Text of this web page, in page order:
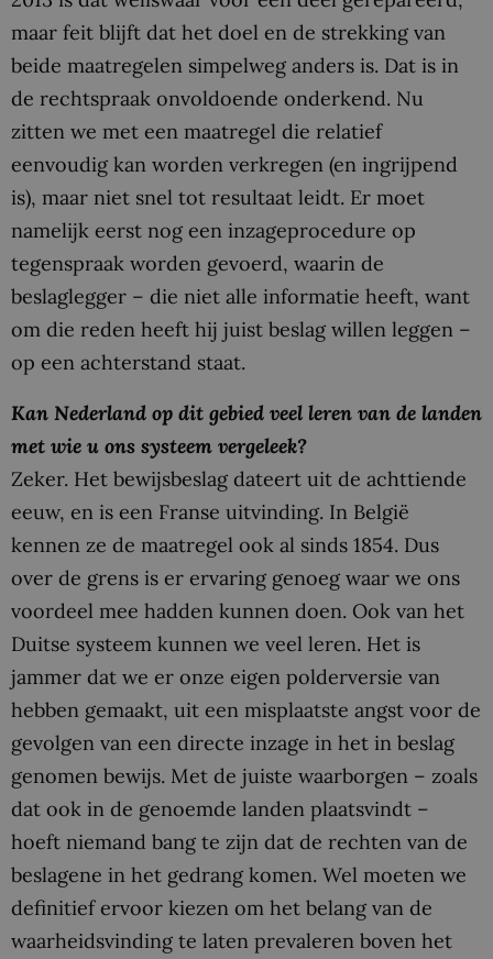
maar feit blijft dat het doel en de strekking van
beide maatregelen simpelweg anders is. Dat is in
de rechtspraak onvoldoende onderkend. Nu
zitten we met een maatregel die relatief
eenvoudig kan worden verkregen (en ingrijpend
is), maar niet snel tot resultaat leidt. Er moet
namelijk eerst nog een inzageprocedure op
tegenspraak worden gevoerd, waarin de
beslaglegger – die niet alle informatie heeft, want
om die reden heeft hij juist beslag willen leggen –
op een achterstand staat.
Kan Nederland op dit gebied veel leren van de landen
met wie u ons systeem vergeleek?
Zeker. Het bewijsbeslag dateert uit de achttiende
eeuw, en is een Franse uitvinding. In België
kennen ze de maatregel ook al sinds 1854. Dus
over de grens is er ervaring genoeg waar we ons
voordeel mee hadden kunnen doen. Ook van het
Duitse systeem kunnen we veel leren. Het is
jammer dat we er onze eigen polderversie van
hebben gemaakt, uit een misplaatste angst voor de
gevolgen van een directe inzage in het in beslag
genomen bewijs. Met de juiste waarborgen – zoals
dat ook in de genoemde landen plaatsvindt –
hoeft niemand bang te zijn dat de rechten van de
beslagene in het gedrang komen. Wel moeten we
definitief ervoor kiezen om het belang van de
waarheidsvinding te laten prevaleren boven het